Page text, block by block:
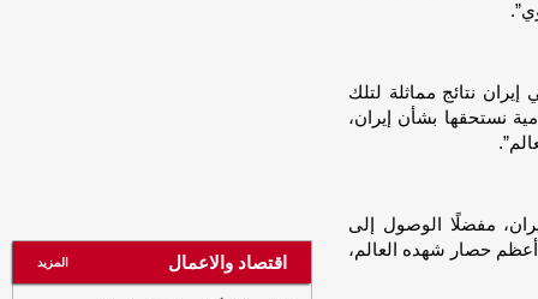
نتائج مماثلة لتلك
نستحقها بشأن إيران،
مفضلًا الوصول إلى
أعظم حصار شهده العالم،
15:07
عاجل: شهداء وجرحى من
المدنيين في القصف الحوثي الذي استهدف
اقتصاد والاعمال المزيد